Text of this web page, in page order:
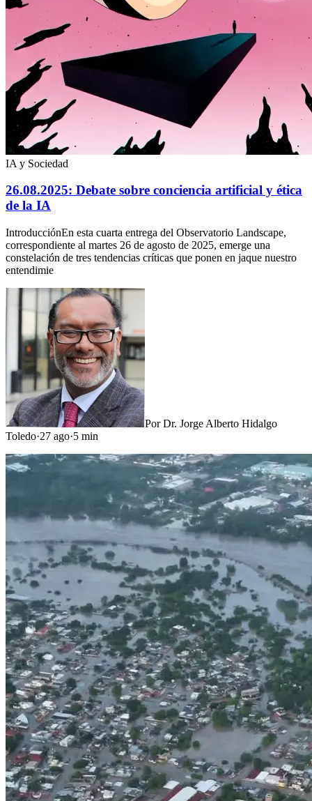
IA y Sociedad
26.08.2025: Debate sobre conciencia artificial y ética
de la IA
IntroducciónEn esta cuarta entrega del Observatorio Landscape,
correspondiente al martes 26 de agosto de 2025, emerge una
constelación de tres tendencias críticas que ponen en jaque nuestro
entendimie
PorDr. Jorge Alberto Hidalgo
Toledo·27 ago·5 min